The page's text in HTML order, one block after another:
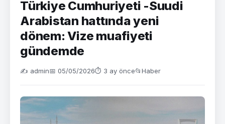
Türkiye Cumhuriyeti -Suudi
Arabistan hattında yeni
dönem: Vize muafiyeti
gündemde
✍️ admin📅 05/05/2026⏱ 3 ay önce📂Haber